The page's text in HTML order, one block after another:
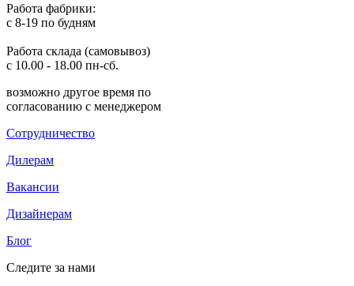
Работа фабрики:
с 8-19 по будням
Работа склада (самовывоз)
с 10.00 - 18.00 пн-сб.
возможно другое время по
согласованию с менеджером
Сотрудничество
Дилерам
Вакансии
Дизайнерам
Блог
Следите за нами